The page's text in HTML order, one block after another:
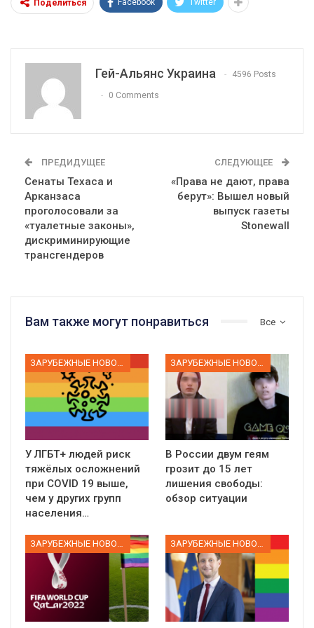
Поделиться
Гей-Альянс Украина 4596 Posts
0 Comments
ПРЕДИДУЩЕЕ
Сенаты Техаса и
Арканзаса
проголосовали за
«туалетные законы»,
дискриминирующие
трансгендеров
СЛЕДУЮЩЕЕ
«Права не дают, права
берут»: Вышел новый
выпуск газеты
Stonewall
Все
Вам также могут понравиться
ЗАРУБЕЖНЫЕ НОВОСТИ
У ЛГБТ+ людей риск
тяжёлых осложнений
при COVID 19 выше,
чем у других групп
населения…
ЗАРУБЕЖНЫЕ НОВОСТИ
В России двум геям
грозит до 15 лет
лишения свободы:
обзор ситуации
ЗАРУБЕЖНЫЕ НОВОСТИ ЗАРУБЕЖНЫЕ НОВОСТИ